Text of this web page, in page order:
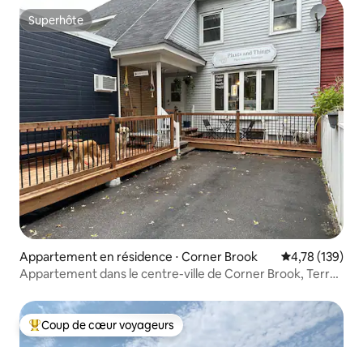
Superhôte
Superhôte
Appartement en résidence ⋅ Corner Brook Évaluation
4,78 (139)
Appartement dans le centre-ville de Corner Brook, Terre-
Coups de cœur voyageurs les plus appréciés
Coup de cœur voyageurs